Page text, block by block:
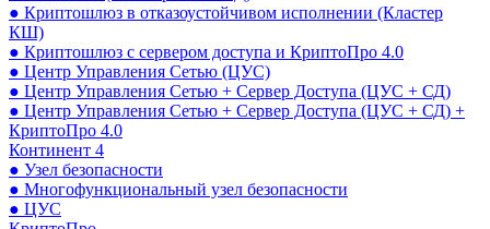
● Криптошлюз в отказоустойчивом исполнении (Кластер
КШ)
● Криптошлюз с сервером доступа и КриптоПро 4.0
● Центр Управления Сетью (ЦУС)
● Центр Управления Сетью + Сервер Доступа (ЦУС + СД)
● Центр Управления Сетью + Сервер Доступа (ЦУС + СД) +
КриптоПро 4.0
Континент 4
● Узел безопасности
● Многофункциональный узел безопасности
● ЦУС